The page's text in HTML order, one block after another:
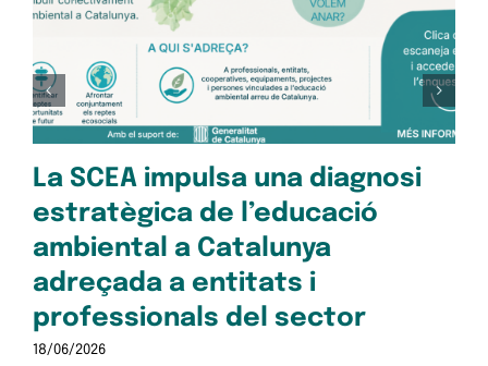
La SCEA impulsa una diagnosi
estratègica de l’educació
ambiental a Catalunya
adreçada a entitats i
professionals del sector
18/06/2026